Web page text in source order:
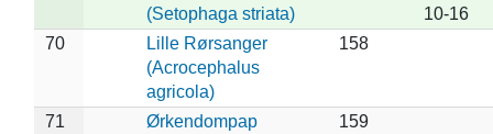
(Setophaga striata)
10-16
70
Lille Rørsanger
(Acrocephalus
agricola)
158
71
Ørkendompap
159